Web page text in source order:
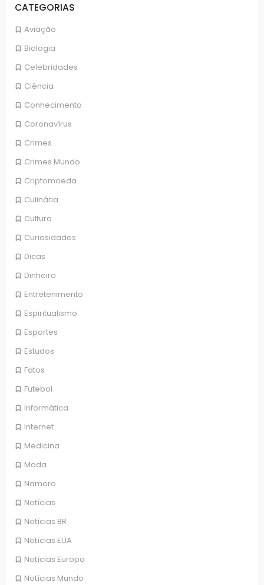
CATEGORIAS
Aviação
Biologia
Celebridades
Ciência
Conhecimento
Coronavírus
Crimes
Crimes Mundo
Criptomoeda
Culinária
Cultura
Curiosidades
Dicas
Dinheiro
Entretenimento
Espiritualismo
Esportes
Estudos
Fatos
Futebol
Informática
Internet
Medicina
Moda
Namoro
Notícias
Notícias BR
Notícias EUA
Notícias Europa
Notícias Mundo